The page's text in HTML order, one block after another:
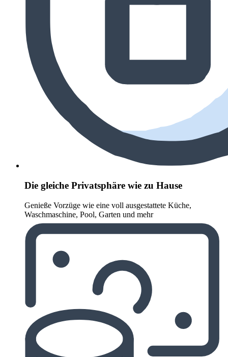
Die gleiche Privatsphäre wie zu Hause
Genieße Vorzüge wie eine voll ausgestattete Küche,
Waschmaschine, Pool, Garten und mehr